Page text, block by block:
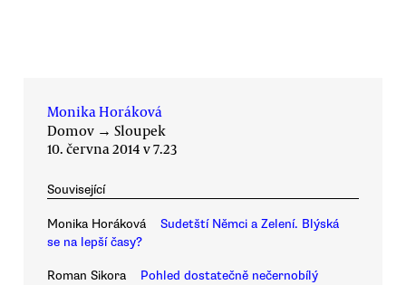
Monika Horáková
Domov → Sloupek
10. června 2014 v 7.23
Související
Monika Horáková
Sudetští Němci a Zelení. Blýská
se na lepší časy?
Roman Sikora Pohled dostatečně nečernobílý